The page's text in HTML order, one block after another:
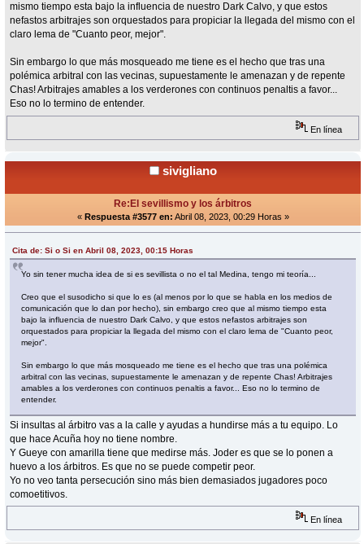
mismo tiempo esta bajo la influencia de nuestro Dark Calvo, y que estos
nefastos arbitrajes son orquestados para propiciar la llegada del mismo con el
claro lema de "Cuanto peor, mejor".
Sin embargo lo que más mosqueado me tiene es el hecho que tras una
polémica arbitral con las vecinas, supuestamente le amenazan y de repente
Chas! Arbitrajes amables a los verderones con continuos penaltis a favor...
Eso no lo termino de entender.
En línea
sivigliano
Re:El sevillismo y los árbitros
« Respuesta #3577 en: Abril 08, 2023, 00:29 Horas »
Cita de: Si o Si en Abril 08, 2023, 00:15 Horas
Yo sin tener mucha idea de si es sevillista o no el tal Medina, tengo mi teoría...
Creo que el susodicho si que lo es (al menos por lo que se habla en los medios de
comunicación que lo dan por hecho), sin embargo creo que al mismo tiempo esta
bajo la influencia de nuestro Dark Calvo, y que estos nefastos arbitrajes son
orquestados para propiciar la llegada del mismo con el claro lema de "Cuanto peor,
mejor".
Sin embargo lo que más mosqueado me tiene es el hecho que tras una polémica
arbitral con las vecinas, supuestamente le amenazan y de repente Chas! Arbitrajes
amables a los verderones con continuos penaltis a favor... Eso no lo termino de
entender.
Si insultas al árbitro vas a la calle y ayudas a hundirse más a tu equipo. Lo
que hace Acuña hoy no tiene nombre.
Y Gueye con amarilla tiene que medirse más. Joder es que se lo ponen a
huevo a los árbitros. Es que no se puede competir peor.
Yo no veo tanta persecución sino más bien demasiados jugadores poco
comoetitivos.
En línea